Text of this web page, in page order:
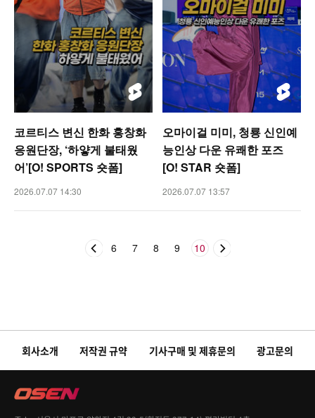
코르티스 변신 한화 홍창화
응원단장, ‘하얗게 불태웠
어’[O! SPORTS 숏폼]
2026.07.07 14:30
오마이걸 미미, 청룡 신인예
능인상 다운 유쾌한 포즈
[O! STAR 숏폼]
2026.07.07 13:57
6 7 8 9 10
회사소개 저작권 규약 기사구매 및 제휴문의 광고문의